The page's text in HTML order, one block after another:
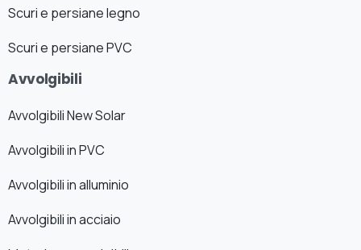
Scuri e persiane legno
Scuri e persiane PVC
Avvolgibili
Avvolgibili New Solar
Avvolgibili in PVC
Avvolgibili in alluminio
Avvolgibili in acciaio